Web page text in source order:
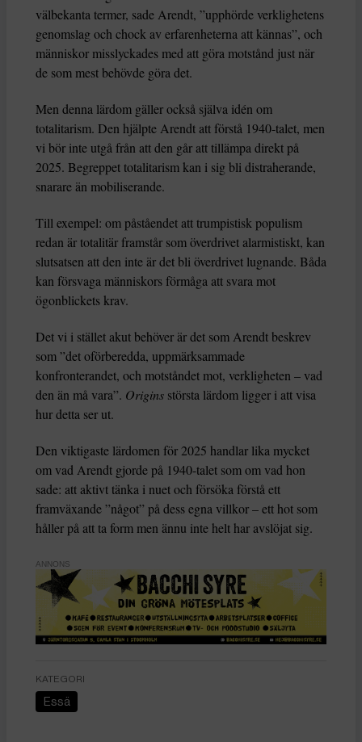
välbekanta termer, sade Arendt, ”upphörde verklighetens
genomslag och chock av erfarenheterna att kännas”, och
människor misslyckades med att göra motstånd just när
de som mest behövde göra det.
Men denna lärdom gäller också själva idén om
totalitarism. Den hjälpte Arendt att förstå 1940-talet, men
vi bör inte utgå från att den går att tillämpa direkt på
2025. Begreppet totalitarism kan i sig bli distraherande,
snarare än mobiliserande.
Till exempel: om påståendet att trumpistisk populism
redan är totalitär framstår som överdrivet alarmistiskt, kan
slutsatsen att den inte är det bli överdrivet lugnande. Båda
kan försvaga människors förmåga att svara mot
ögonblickets krav.
Det vi i stället akut behöver är det som Arendt beskrev
som ”det oförberedda, uppmärksammade
konfronterandet, och motståndet mot, verkligheten – vad
den än må vara”. Origins största lärdom ligger i att visa
hur detta ser ut.
Den viktigaste lärdomen för 2025 handlar lika mycket
om vad Arendt gjorde på 1940-talet som om vad hon
sade: att aktivt tänka i nuet och försöka förstå ett
framväxande ”något” på dess egna villkor – ett hot som
håller på att ta form men ännu inte helt har avslöjat sig.
ANNONS
KATEGORI
Essä